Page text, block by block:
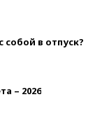
в отпуск?
– 2026